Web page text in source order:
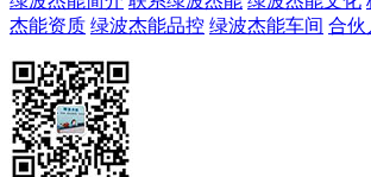
杰能资质 绿波杰能品控 绿波杰能车间 合伙